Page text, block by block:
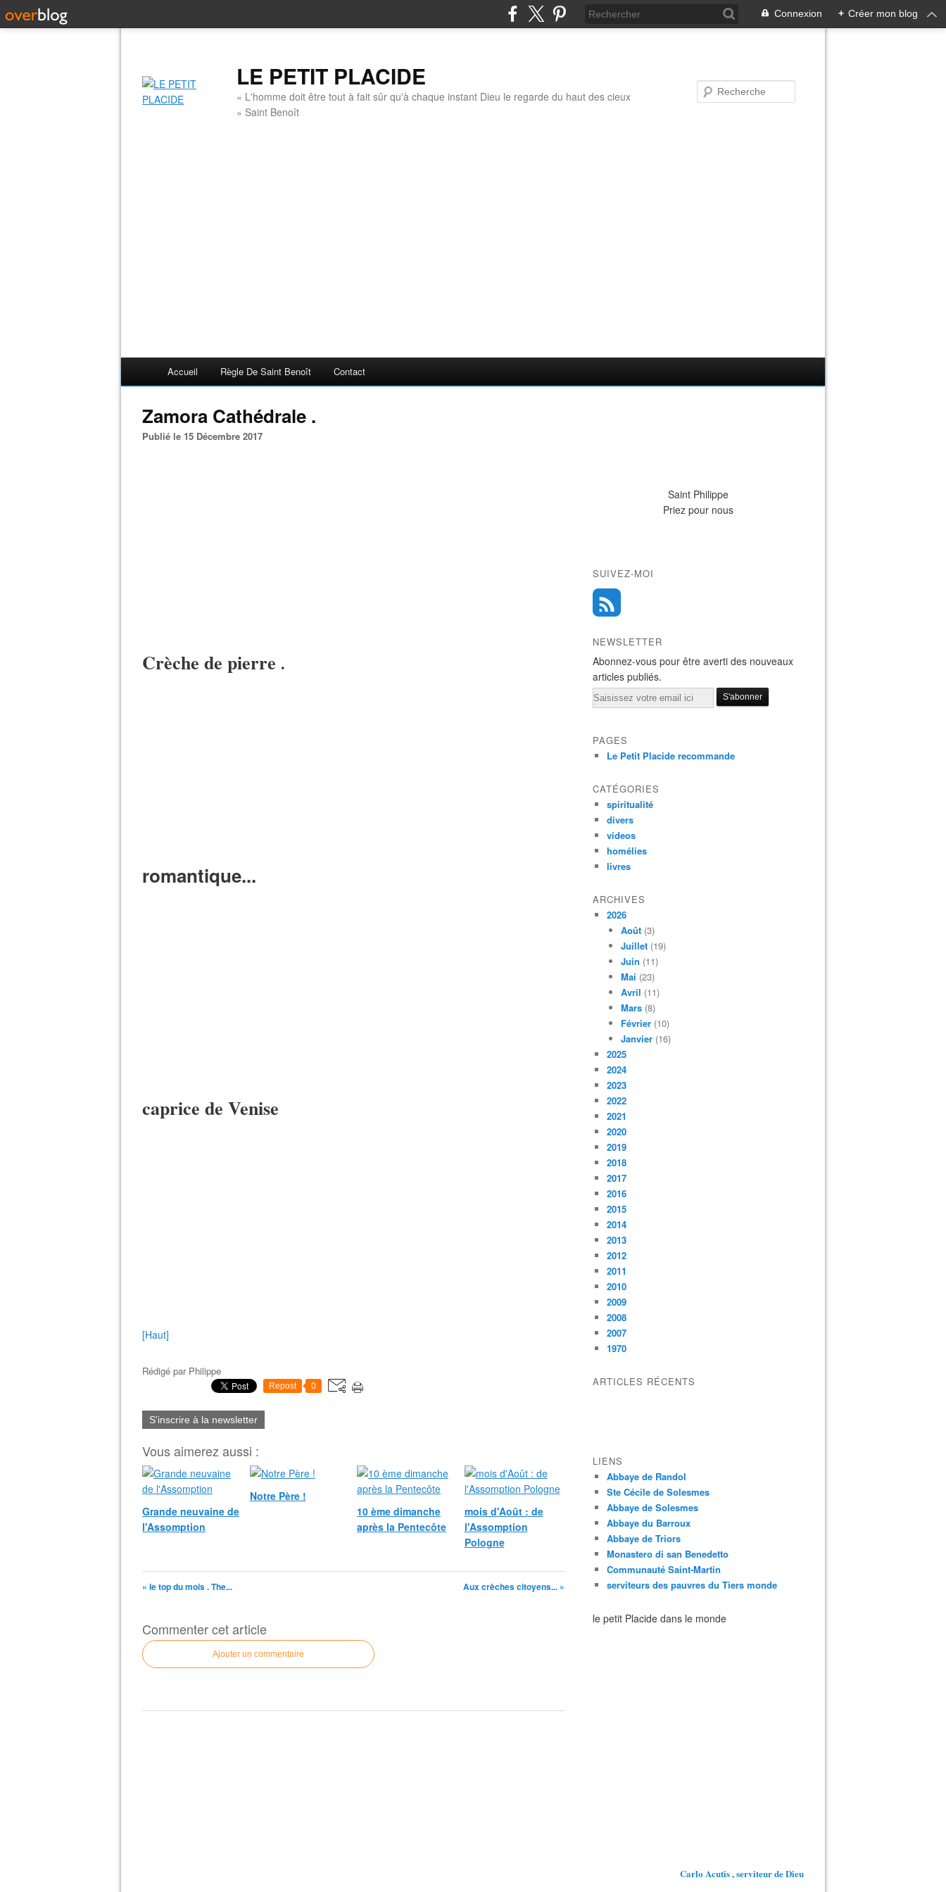
Connexion + Créer mon blog
LE PETIT PLACIDE
« L'homme doit être tout à fait sûr qu'à chaque instant Dieu le regarde du haut des cieux
» Saint Benoît
Accueil Règle De Saint Benoît Contact
Zamora Cathédrale .
Publié le 15 Décembre 2017
Crèche de pierre .
romantique...
caprice de Venise
[Haut]
Rédigé par Philippe
Repost 0
S'inscrire à la newsletter
Vous aimerez aussi :
Grande neuvaine de
l'Assomption
Notre Père !
10 ème dimanche
après la Pentecôte
mois d'Août : de
l'Assomption
Pologne
« le top du mois . The... Aux crèches citoyens... »
Commenter cet article
Ajouter un commentaire
Saint Philippe
Priez pour nous
SUIVEZ-MOI
NEWSLETTER
Abonnez-vous pour être averti des nouveaux
articles publiés.
Email
PAGES
Le Petit Placide recommande
CATÉGORIES
spiritualité
divers
videos
homélies
livres
ARCHIVES
2026
Août (3)
Juillet (19)
Juin (11)
Mai (23)
Avril (11)
Mars (8)
Février (10)
Janvier (16)
2025
2024
2023
2022
2021
2020
2019
2018
2017
2016
2015
2014
2013
2012
2011
2010
2009
2008
2007
1970
ARTICLES RÉCENTS
LIENS
Abbaye de Randol
Ste Cécile de Solesmes
Abbaye de Solesmes
Abbaye du Barroux
Abbaye de Triors
Monastero di san Benedetto
Communauté Saint-Martin
serviteurs des pauvres du Tiers monde
le petit Placide dans le monde
Carlo Acutis , serviteur de Dieu